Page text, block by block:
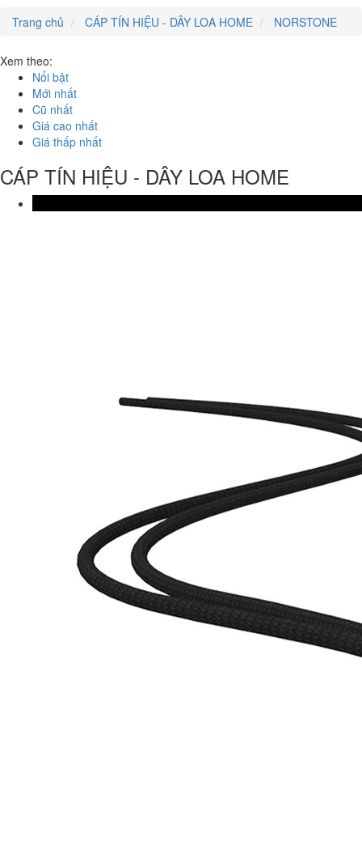
Trang chủ
CÁP TÍN HIỆU - DÂY LOA HOME NORSTONE
Xem theo:
Nổi bật
Mới nhất
Cũ nhất
Giá cao nhất
Giá thấp nhất
CÁP TÍN HIỆU - DÂY LOA HOME